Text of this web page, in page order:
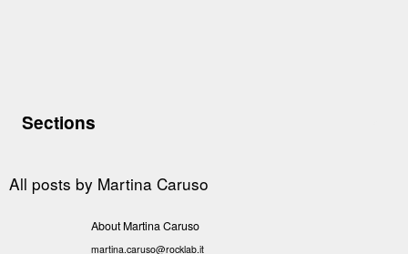
Sections
All posts by Martina Caruso
About Martina Caruso
martina.caruso@rocklab.it